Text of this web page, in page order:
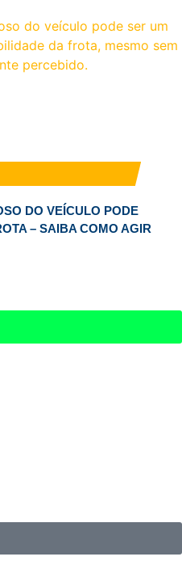
DO VEÍCULO PODE
– SAIBA COMO AGIR